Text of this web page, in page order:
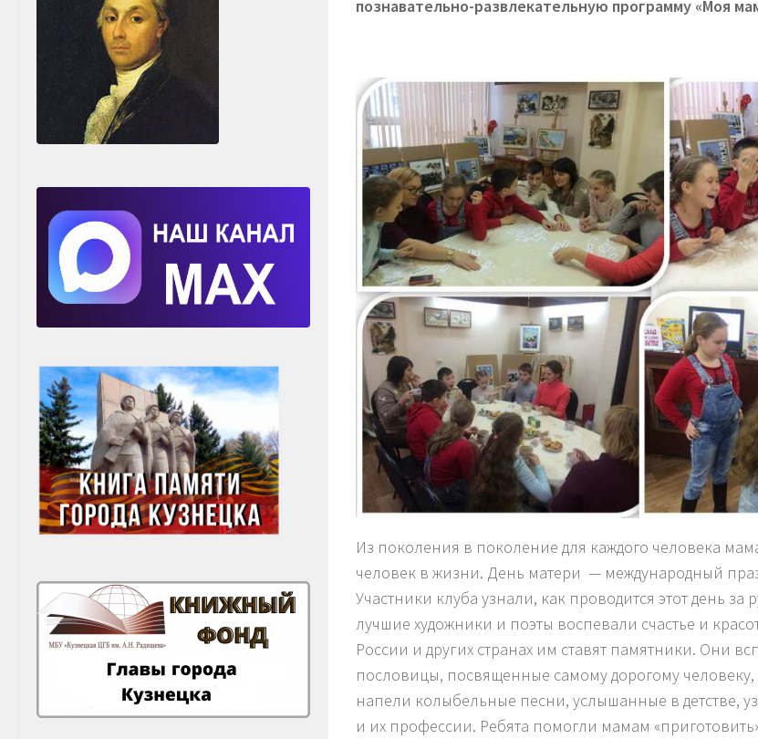
познавательно-развлекательную программу «Моя
Из поколения в поколение для каждого человека
человек в жизни. День матери — международный
Участники клуба узнали, как проводится этот день за
лучшие художники и поэты воспевали счастье и
России и других странах им ставят памятники. Они
пословицы, посвященные самому дорогому человеку,
напели колыбельные песни, услышанные в детстве,
и их профессии. Ребята помогли мамам